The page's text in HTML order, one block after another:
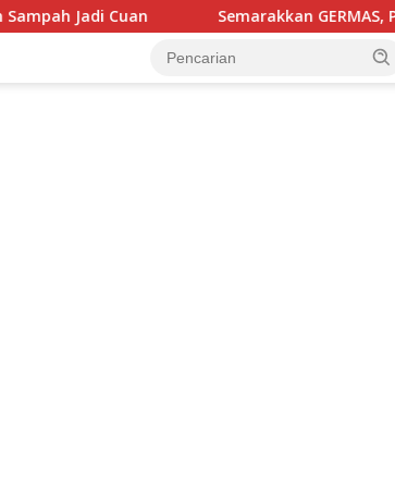
Semarakkan GERMAS, Puskesmas Ponrang